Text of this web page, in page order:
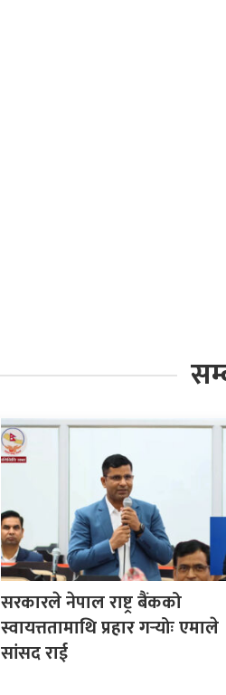
सरकारले नेपाल राष्ट्र बैंकको
स्वायत्ततामाथि प्रहार गर्‍योः एमाले
सांसद राई